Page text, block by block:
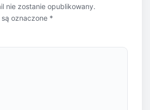
nie zostanie opublikowany.
oznaczone *